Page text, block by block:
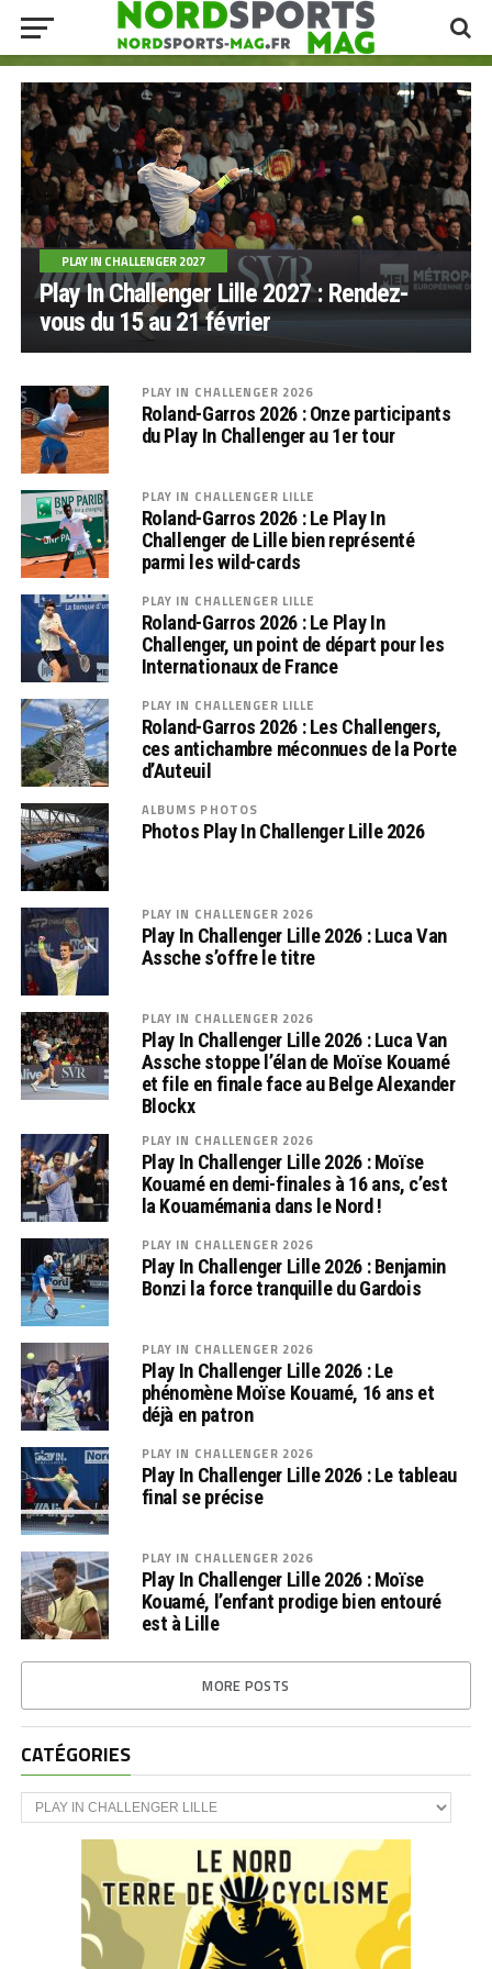
PLAY IN CHALLENGER 2027
Play In Challenger Lille 2027 : Rendez-
vous du 15 au 21 février
PLAY IN CHALLENGER 2026
Roland-Garros 2026 : Onze participants
du Play In Challenger au 1er tour
PLAY IN CHALLENGER LILLE
Roland-Garros 2026 : Le Play In
Challenger de Lille bien représenté
parmi les wild-cards
PLAY IN CHALLENGER LILLE
Roland-Garros 2026 : Le Play In
Challenger, un point de départ pour les
Internationaux de France
PLAY IN CHALLENGER LILLE
Roland-Garros 2026 : Les Challengers,
ces antichambre méconnues de la Porte
d’Auteuil
ALBUMS PHOTOS
Photos Play In Challenger Lille 2026
PLAY IN CHALLENGER 2026
Play In Challenger Lille 2026 : Luca Van
Assche s’offre le titre
PLAY IN CHALLENGER 2026
Play In Challenger Lille 2026 : Luca Van
Assche stoppe l’élan de Moïse Kouamé
et file en finale face au Belge Alexander
Blockx
PLAY IN CHALLENGER 2026
Play In Challenger Lille 2026 : Moïse
Kouamé en demi-finales à 16 ans, c’est
la Kouamémania dans le Nord !
PLAY IN CHALLENGER 2026
Play In Challenger Lille 2026 : Benjamin
Bonzi la force tranquille du Gardois
PLAY IN CHALLENGER 2026
Play In Challenger Lille 2026 : Le
phénomène Moïse Kouamé, 16 ans et
déjà en patron
PLAY IN CHALLENGER 2026
Play In Challenger Lille 2026 : Le tableau
final se précise
PLAY IN CHALLENGER 2026
Play In Challenger Lille 2026 : Moïse
Kouamé, l’enfant prodige bien entouré
est à Lille
MORE POSTS
CATÉGORIES
CATÉGORIES